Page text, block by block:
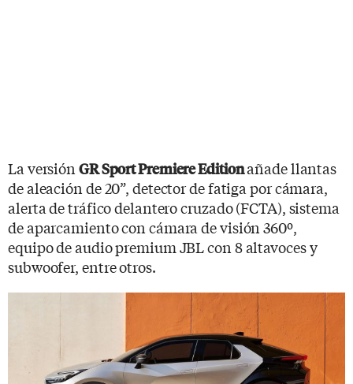
La versión GR Sport Premiere Editionañade llantas
de aleación de 20”, detector de fatiga por cámara,
alerta de tráfico delantero cruzado (FCTA), sistema
de aparcamiento con cámara de visión 360º,
equipo de audio premium JBL con 8 altavoces y
subwoofer, entre otros.